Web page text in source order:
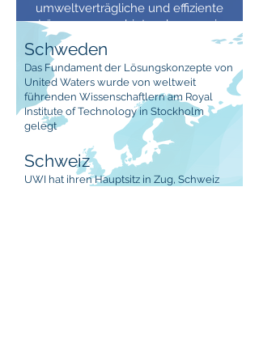
umweltverträgliche und effiziente
Lösungen anzubieten, bauen wir
unsere Position auf dem Weltmarkt
für Wasseraufbereitung schnell aus.
Schweden
Das Fundament der Lösungskonzepte von
United Waters wurde von weltweit
führenden Wissenschaftlern am Royal
Institute of Technology in Stockholm
gelegt
Schweiz
UWI hat ihren Hauptsitz in Zug, Schweiz